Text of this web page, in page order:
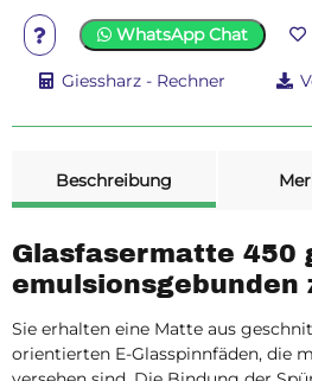
WhatsApp Chat
Giessharz - Rechner
Beschreibung
Glasfasermatte 450
emulsionsgebunden
Sie erhalten eine Matte aus
orientierten E-Glasspinnfäden, die